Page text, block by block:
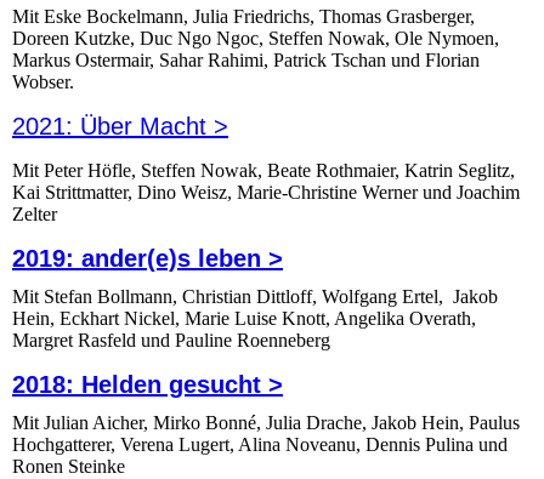
Mit Eske Bockelmann, Julia Friedrichs, Thomas Grasberger,
Doreen Kutzke, Duc Ngo Ngoc, Steffen Nowak, Ole Nymoen,
Markus Ostermair, Sahar Rahimi, Patrick Tschan und Florian
Wobser.
2021: Über Macht >
Mit Peter Höfle, Steffen Nowak, Beate Rothmaier, Katrin Seglitz,
Kai Strittmatter, Dino Weisz, Marie-Christine Werner und Joachim
Zelter
2019: ander(e)s leben >
Mit Stefan Bollmann, Christian Dittloff, Wolfgang Ertel, Jakob
Hein, Eckhart Nickel, Marie Luise Knott, Angelika Overath,
Margret Rasfeld und Pauline Roenneberg
2018: Helden gesucht >
Mit Julian Aicher, Mirko Bonné, Julia Drache, Jakob Hein, Paulus
Hochgatterer, Verena Lugert, Alina Noveanu, Dennis Pulina und
Ronen Steinke